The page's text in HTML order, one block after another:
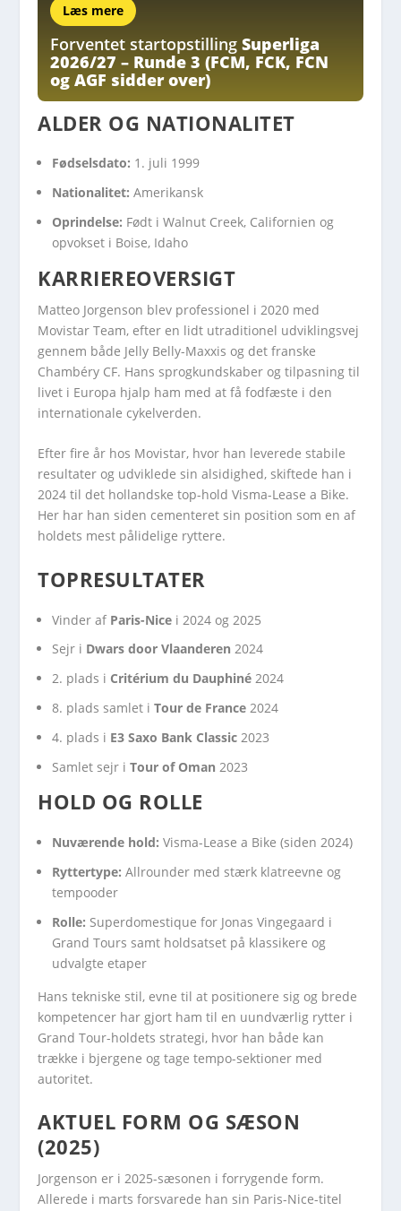
Læs mere
Forventet startopstilling Superliga
2026/27 – Runde 3 (FCM, FCK, FCN
og AGF sidder over)
ALDER OG NATIONALITET
Fødselsdato: 1. juli 1999
Nationalitet: Amerikansk
Oprindelse: Født i Walnut Creek, Californien og
opvokset i Boise, Idaho
KARRIEREOVERSIGT
Matteo Jorgenson blev professionel i 2020 med
Movistar Team, efter en lidt utraditionel udviklingsvej
gennem både Jelly Belly-Maxxis og det franske
Chambéry CF. Hans sprogkundskaber og tilpasning til
livet i Europa hjalp ham med at få fodfæste i den
internationale cykelverden.
Efter fire år hos Movistar, hvor han leverede stabile
resultater og udviklede sin alsidighed, skiftede han i
2024 til det hollandske top-hold Visma-Lease a Bike.
Her har han siden cementeret sin position som en af
holdets mest pålidelige ryttere.
TOPRESULTATER
Vinder af Paris-Nice i 2024 og 2025
Sejr i Dwars door Vlaanderen 2024
2. plads i Critérium du Dauphiné 2024
8. plads samlet iTour de France 2024
4. plads i E3 Saxo Bank Classic 2023
Samlet sejr iTour of Oman 2023
HOLD OG ROLLE
Nuværende hold: Visma-Lease a Bike (siden 2024)
Ryttertype: Allrounder med stærk klatreevne og
tempooder
Rolle: Superdomestique for Jonas Vingegaard i
Grand Tours samt holdsatset på klassikere og
udvalgte etaper
Hans tekniske stil, evne til at positionere sig og brede
kompetencer har gjort ham til en uundværlig rytter i
Grand Tour-holdets strategi, hvor han både kan
trække i bjergene og tage tempo-sektioner med
autoritet.
AKTUEL FORM OG SÆSON
(2025)
Jorgenson er i 2025-sæsonen i forrygende form.
Allerede i marts forsvarede han sin Paris-Nice-titel